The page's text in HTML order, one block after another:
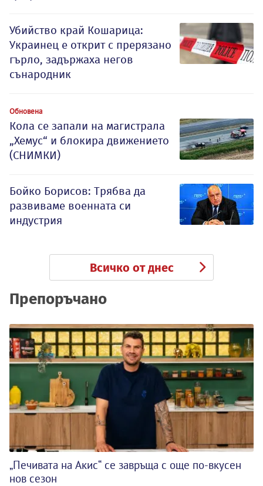
Убийство край Кошарица:
Украинец е открит с прерязано
гърло, задържаха негов
сънародник
Обновена
Кола се запали на магистрала
„Хемус“ и блокира движението
(СНИМКИ)
Бойко Борисов: Трябва да
развиваме военната си
индустрия
Всичко от днес
Препоръчано
„Печивата на Акис“ се завръща с още по-вкусен
нов сезон